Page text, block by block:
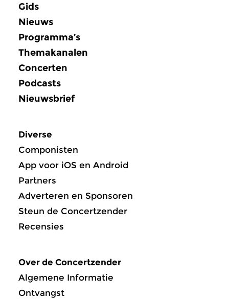
Gids
Nieuws
Programma’s
Themakanalen
Concerten
Podcasts
Nieuwsbrief
Diverse
Componisten
App voor iOS en Android
Partners
Adverteren en Sponsoren
Steun de Concertzender
Recensies
Over de Concertzender
Algemene Informatie
Ontvangst